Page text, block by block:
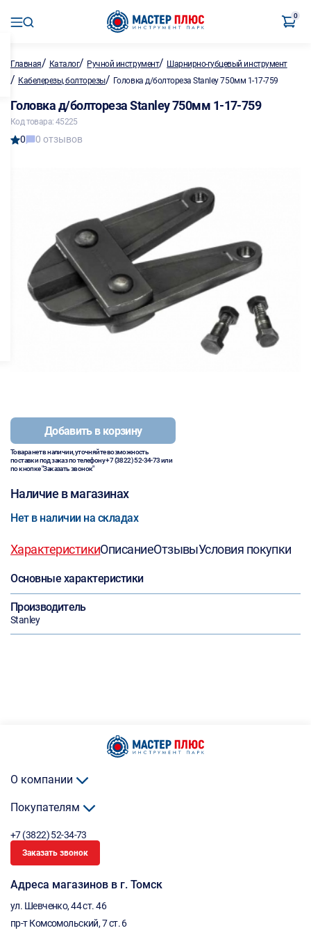
0
Главная/ Каталог/ Ручной инструмент/ Шарнирно-губцевый инструмент
/ Кабелерезы, болторезы/ Головка д/болтореза Stanley 750мм 1-17-759
Головка д/болтореза Stanley 750мм 1-17-759
Код товара: 45225
0 0 отзывов
Добавить в корзину
Товара нет в наличии, уточняйте возможность
поставки под заказ по телефону+7 (3822) 52-34-73или
по кнопке "Заказать звонок"
Наличие в магазинах
Нет в наличии на складах
ХарактеристикиОписаниеОтзывыУсловия покупки
Основные характеристики
Производитель
Stanley
О компании
Покупателям
+7 (3822) 52-34-73
Заказать звонок
Адреса магазинов в г. Томск
ул. Шевченко, 44 ст. 46
пр-т Комсомольский, 7 ст. 6